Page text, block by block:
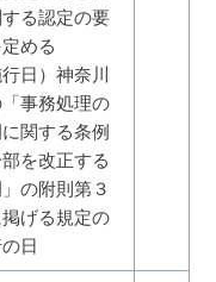
る認定の要
める
行日）神奈川
事務処理の
関する条例
を改正する
の附則第３
げる規定の
日